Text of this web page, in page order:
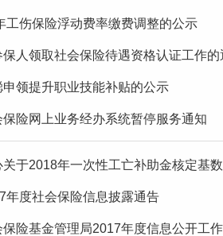
工伤保险浮动费率缴费调整的公示
保人领取社会保险待遇资格认证工作的
申领提升职业技能补贴的公示
险网上业务经办系统暂停服务通知
于2018年一次性工亡补助金核定基
年度社会保险信息披露通告
险基金管理局2017年度信息公开工